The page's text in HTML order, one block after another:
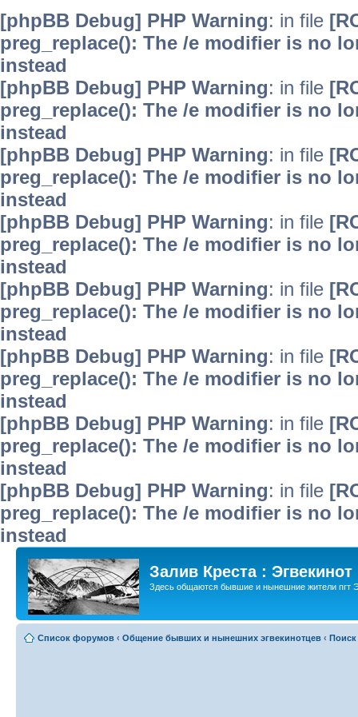
[phpBB Debug] PHP Warning: in file
preg_replace(): The /e modifier is no
instead
[phpBB Debug] PHP Warning: in file
preg_replace(): The /e modifier is no
instead
[phpBB Debug] PHP Warning: in file
preg_replace(): The /e modifier is no
instead
[phpBB Debug] PHP Warning: in file
preg_replace(): The /e modifier is no
instead
[phpBB Debug] PHP Warning: in file
preg_replace(): The /e modifier is no
instead
[phpBB Debug] PHP Warning: in file
preg_replace(): The /e modifier is no
instead
[phpBB Debug] PHP Warning: in file
preg_replace(): The /e modifier is no
instead
[phpBB Debug] PHP Warning: in file
preg_replace(): The /e modifier is no
instead
Залив Креста : Эгвекинот
Здесь общаются бывшие и нынешние жители пгт
Список форумов ‹ Общение бывших и нынешних эгвекинотцев ‹ Поиск